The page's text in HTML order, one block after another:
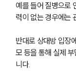
예를 들어 질병으로
력이 없는 경우에는
반대로 상대방 입장
모 등을 통해 실제
니다.